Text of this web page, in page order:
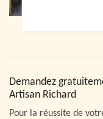
Demandez
Artisan Richard
Pour la réussite de